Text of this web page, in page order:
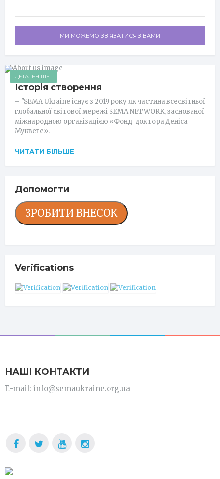
МИ МОЖЕМО ЗВ'ЯЗАТИСЯ З ВАМИ
ДЕТАЛЬНІШЕ...
Історія створення
– "SEMA Ukraine існує з 2019 року як частина всесвітньої
глобальної світової мережі SEMA NETWORK, заснованої
міжнародною організацією «Фонд доктора Деніса
Муквеге».
ЧИТАТИ БІЛЬШЕ
Допомогти
ЗРОБИТИ ВНЕСОК
Verifications
НАШІ КОНТАКТИ
E-mail: info@semaukraine.org.ua